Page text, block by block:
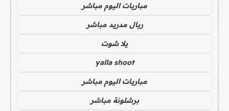
مباريات اليوم مباشر
ريال مدريد مباشر
يلا شوت
yalla shoot
مباريات اليوم مباشر
برشلونة مباشر